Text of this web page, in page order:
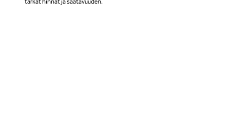
tarkat hinnat ja saatavuuden.